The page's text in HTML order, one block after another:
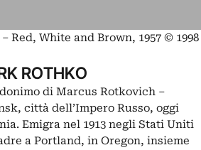
Red, White and Brown, 1957 ©
ROTHKO
di Marcus Rotkovich –
città dell’Impero Russo, oggi
Emigra nel 1913 negli Stati Uniti
a Portland, in Oregon, insieme